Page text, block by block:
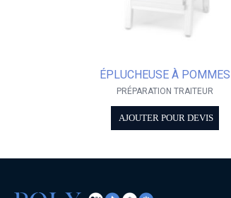
ÉPLUCHEUSE À POMMES
PRÉPARATION TRAITEUR
AJOUTER POUR DEVIS